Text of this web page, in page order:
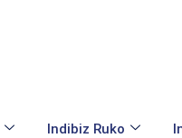
Indibiz Ruko